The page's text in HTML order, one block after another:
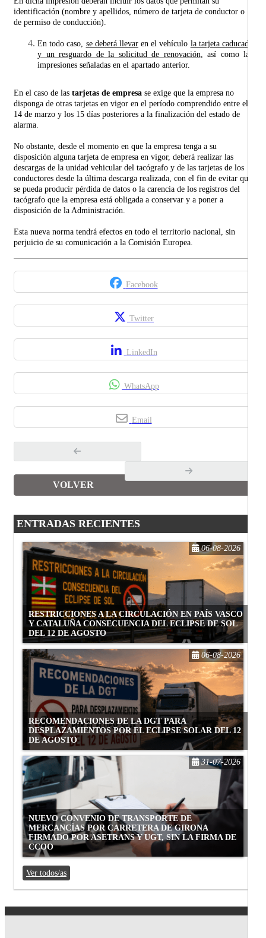
identificación (nombre y apellidos, número de tarjeta de conductor o
de permiso de conducción).
En todo caso, se deberá llevaren el vehículo la tarjeta caducada
y un resguardo de la solicitud de renovación , así como las
impresiones señaladas en el apartado anterior.
En el caso de las tarjetas de empresa se exige que la empresa no
disponga de otras tarjetas en vigor en el período comprendido entre el
14 de marzo y los 15 días posteriores a la finalización del estado de
alarma.
No obstante, desde el momento en que la empresa tenga a su
disposición alguna tarjeta de empresa en vigor, deberá realizar las
descargas de la unidad vehicular del tacógrafo y de las tarjetas de los
conductores desde la última descarga realizada, con el fin de evitar que
se pueda producir pérdida de datos o la carencia de los registros del
tacógrafo que la empresa está obligada a conservar y a poner a
disposición de la Administración.
Esta nueva norma tendrá efectos en todo el territorio nacional, sin
perjuicio de su comunicación a la Comisión Europea.
Facebook
Twitter
LinkedIn
WhatsApp
Email
VOLVER
ENTRADAS RECIENTES
RESTRICCIONES A LA CIRCULACIÓN EN PAÍS VASCO
Y CATALUÑA CONSECUENCIA DEL ECLIPSE DE SOL
DEL 12 DE AGOSTO
06-08-2026
RECOMENDACIONES DE LA DGT PARA
DESPLAZAMIENTOS POR EL ECLIPSE SOLAR DEL 12
DE AGOSTO
06-08-2026
NUEVO CONVENIO DE TRANSPORTE DE
MERCANCÍAS POR CARRETERA DE GIRONA
FIRMADO POR ASETRANS Y UGT, SIN LA FIRMA DE
CCOO
31-07-2026
Ver todos/as